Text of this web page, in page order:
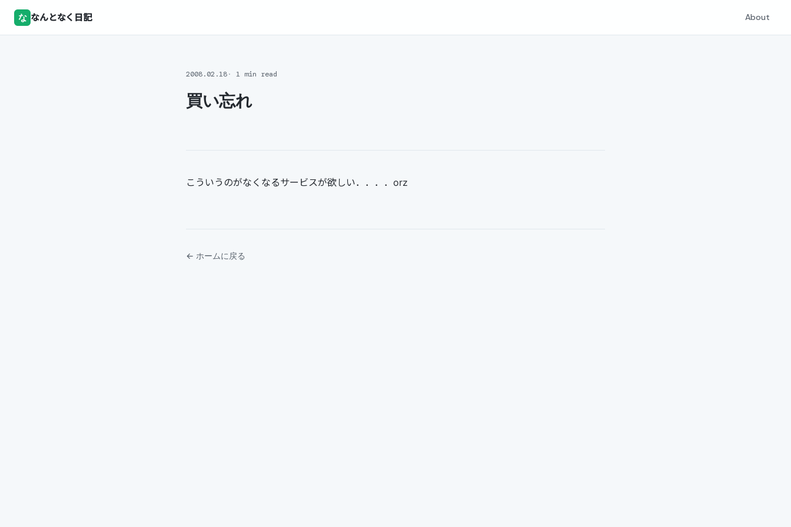
な なんとなく日記 About
2008.02.18 1 min read
買い忘れ
こういうのがなくなるサービスが欲しい．．．．orz
← ホームに戻る